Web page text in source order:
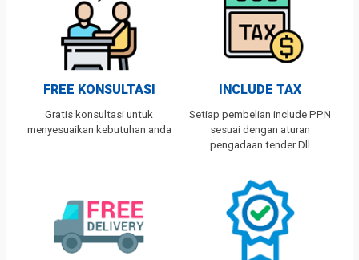
FREE KONSULTASI
Gratis konsultasi untuk
menyesuaikan kebutuhan anda
INCLUDE TAX
Setiap pembelian include PPN
sesuai dengan aturan
pengadaan tender Dll